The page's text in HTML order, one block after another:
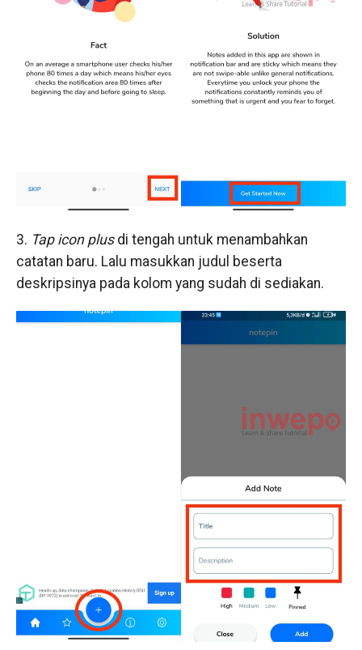
3. Tap icon plusdi tengah untuk menambahkan
catatan baru. Lalu masukkan judul beserta
deskripsinya pada kolom yang sudah di sediakan.